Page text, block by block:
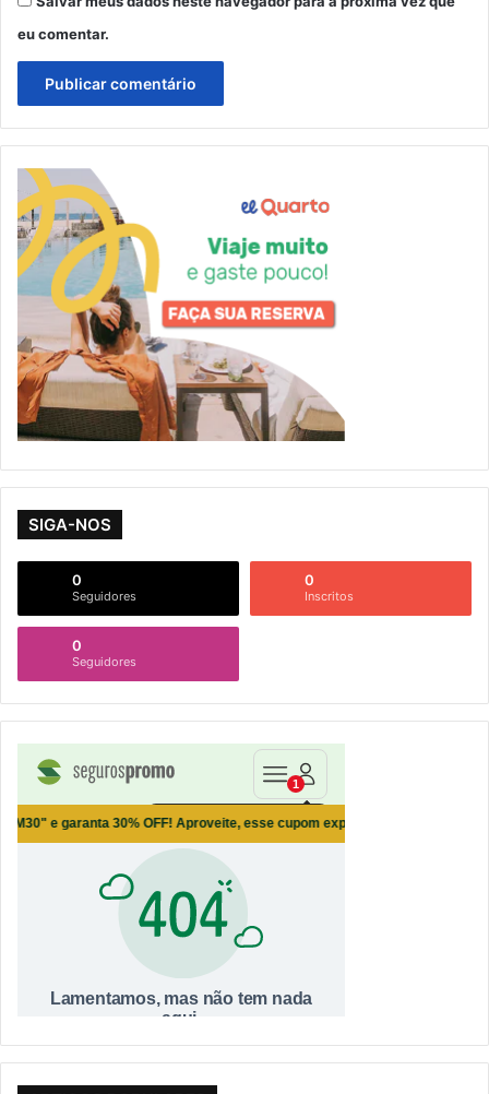
eu comentar.
SIGA-NOS
0
Seguidores
0
Inscritos
0
Seguidores